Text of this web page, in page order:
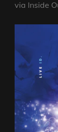
via Inside